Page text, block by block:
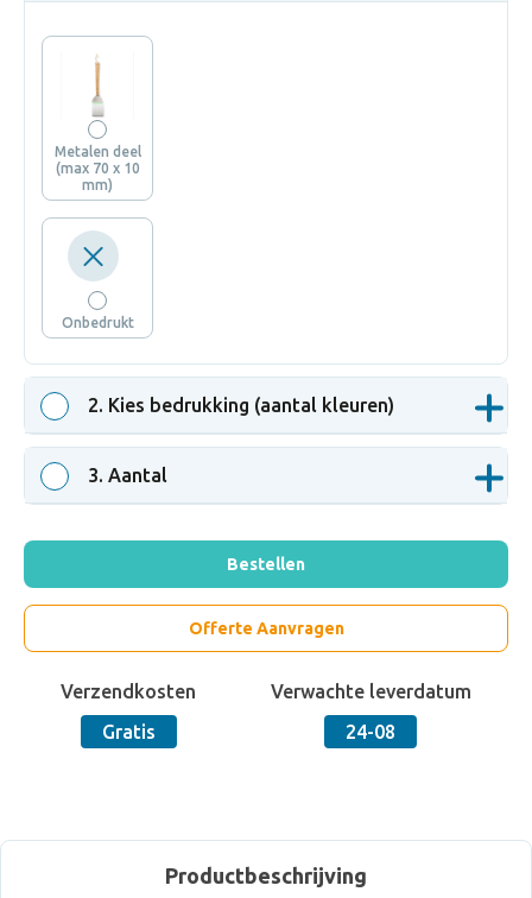
Metalen deel
(max 70 x 10
mm)
Onbedrukt
2. Kies bedrukking (aantal kleuren)
3. Aantal
Bestellen
Offerte Aanvragen
Verzendkosten
Gratis
Verwachte leverdatum
24-08
Productbeschrijving